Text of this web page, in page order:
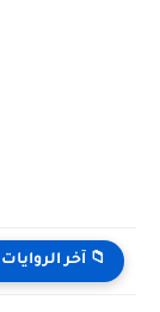
📁 آخر